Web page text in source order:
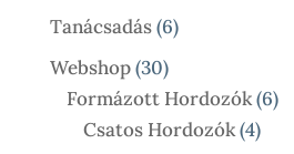
Tanácsadás 66
Webshop 3030
Termék
Formázott Hordozók 66
Csatos Hordozók 44